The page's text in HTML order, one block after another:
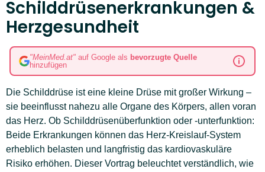
Schilddrüsenerkrankungen &
Herzgesundheit
"MeinMed.at" auf Google als bevorzugte Quelle
hinzufügen
Die Schilddrüse ist eine kleine Drüse mit großer Wirkung –
sie beeinflusst nahezu alle Organe des Körpers, allen voran
das Herz. Ob Schilddrüsenüberfunktion oder -unterfunktion:
Beide Erkrankungen können das Herz-Kreislauf-System
erheblich belasten und langfristig das kardiovaskuläre
Risiko erhöhen. Dieser Vortrag beleuchtet verständlich, wie